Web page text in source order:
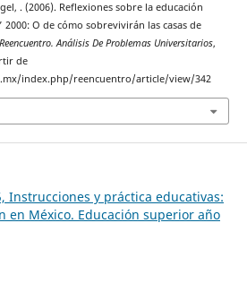
. (2006). Reflexiones sobre la educación
O de cómo sobrevivirán las casas de
Reencuentro. Análisis De Problemas Universitarios,
de
index.php/reencuentro/article/view/342
Instrucciones y práctica educativas:
México. Educación superior año